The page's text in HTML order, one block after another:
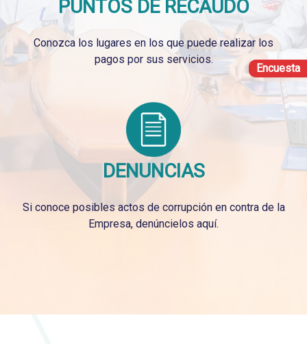
PUNTOS DE RECAUDO
Conozca los lugares en los que puede realizar los
pagos por sus servicios.
DENUNCIAS
Si conoce posibles actos de corrupción en contra de la
Empresa, denúncielos aquí.
Encuesta